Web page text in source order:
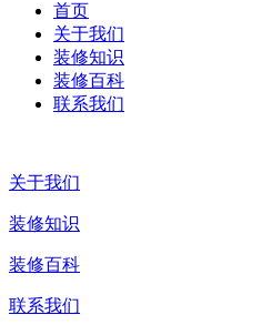
首页
关于我们
装修知识
装修百科
联系我们
关于我们
装修知识
装修百科
联系我们